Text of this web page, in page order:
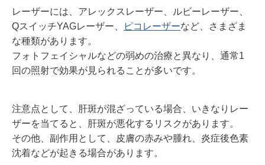
レーザーには、アレックスレーザー、ルビーレーザー、
QスイッチYAGレーザー、 ピコレーザーなど、さまざま
な種類があります。
フォトフェイシャルなどの弱めの治療と異なり、通常1
回の照射で効果が見られることが多いです。
注意点として、肝斑が混ざっている場合、いきなりレー
ザーを当てると、肝斑が悪化するリスクがあります。
その他、副作用として、皮膚の赤みや腫れ、炎症後色素
沈着などが起きる場合があります。